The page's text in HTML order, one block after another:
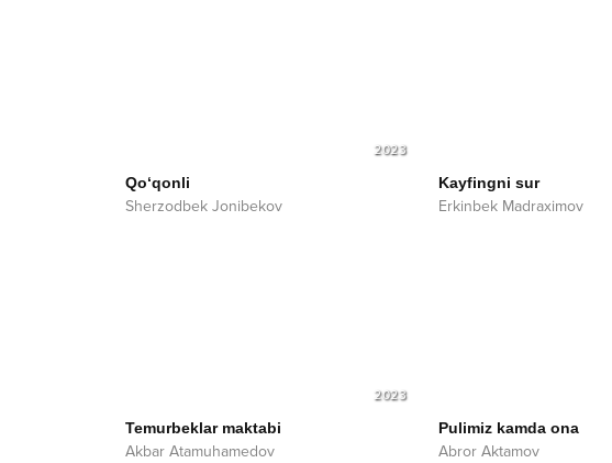
2023
Qo‘qonli
Sherzodbek Jonibekov
Kayfingni sur
Erkinbek Madraximov
2023
Temurbeklar maktabi
Akbar Atamuhamedov
Pulimiz kamda ona
Abror Aktamov